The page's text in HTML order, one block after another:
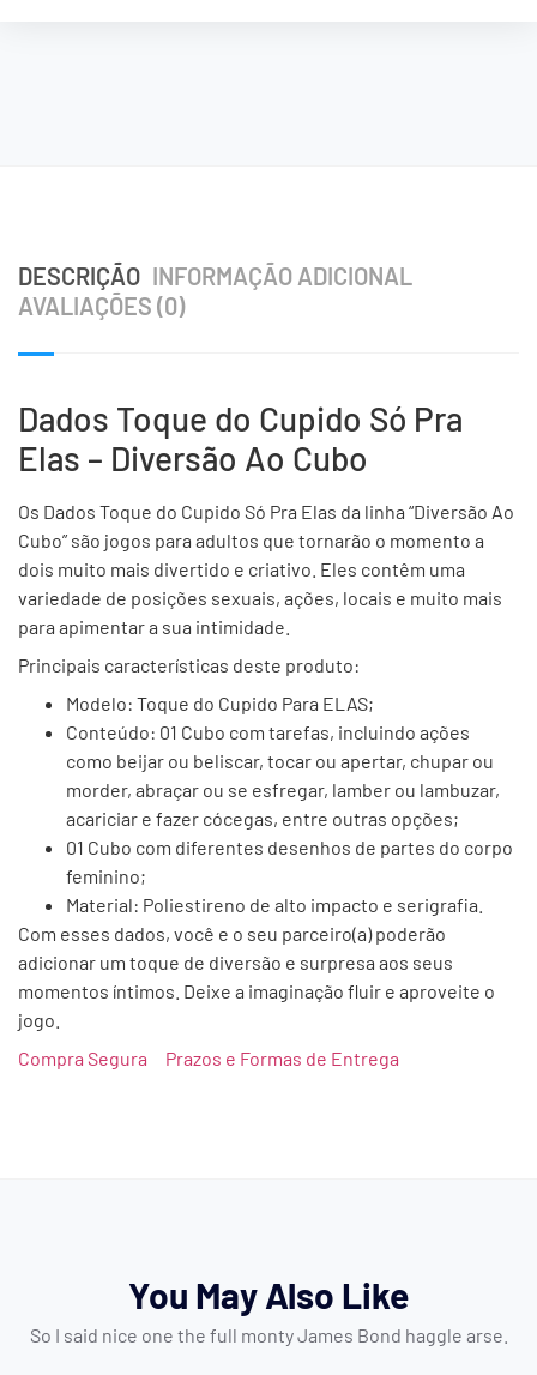
DESCRIÇÃO INFORMAÇÃO ADICIONAL
AVALIAÇÕES (0)
Dados Toque do Cupido Só Pra
Elas – Diversão Ao Cubo
Os Dados Toque do Cupido Só Pra Elas da linha “Diversão Ao
Cubo” são jogos para adultos que tornarão o momento a
dois muito mais divertido e criativo. Eles contêm uma
variedade de posições sexuais, ações, locais e muito mais
para apimentar a sua intimidade.
Principais características deste produto:
Modelo: Toque do Cupido Para ELAS;
Conteúdo: 01 Cubo com tarefas, incluindo ações
como beijar ou beliscar, tocar ou apertar, chupar ou
morder, abraçar ou se esfregar, lamber ou lambuzar,
acariciar e fazer cócegas, entre outras opções;
01 Cubo com diferentes desenhos de partes do corpo
feminino;
Material: Poliestireno de alto impacto e serigrafia.
Com esses dados, você e o seu parceiro(a) poderão
adicionar um toque de diversão e surpresa aos seus
momentos íntimos. Deixe a imaginação fluir e aproveite o
jogo.
Compra Segura
Prazos e Formas de Entrega
You May Also Like
So I said nice one the full monty James Bond haggle arse.